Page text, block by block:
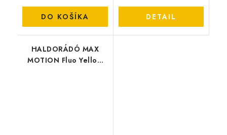
DO KOŠÍKA DETAIL
HALDORÁDÓ MAX
MOTION Fluo Yellow